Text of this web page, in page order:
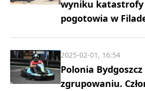
wyniku
pogotowia w
Polonia Bydgoszcz
zgrupowaniu.
2025-02-01, 16:54